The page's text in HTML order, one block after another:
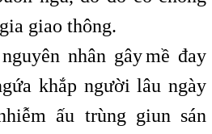
gia giao thông.
nhân gây,mề đay
khắp người lâu ngày
ấu trùng giun sán